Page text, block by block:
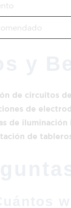
de circuitos
de
de
de